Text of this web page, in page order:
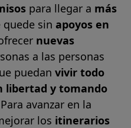
para llegar a más
quede sin apoyos en
nuevas
a las personas
puedan vivir todo
libertad y tomando
avanzar en la
los itinerarios